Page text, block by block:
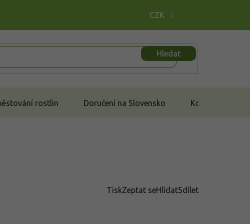
CZK
Hledat
rostlin Doručení na Slovensko Kontakt
TiskZeptat seHlídatSdílet